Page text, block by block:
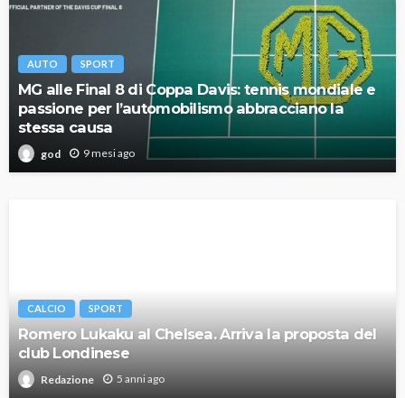
AUTO SPORT
MG alle Final 8 di Coppa Davis: tennis mondiale e
passione per l’automobilismo abbracciano la
stessa causa
god 9 mesi ago
CALCIO SPORT
Romero Lukaku al Chelsea. Arriva la proposta del
club Londinese
Redazione 5 anni ago